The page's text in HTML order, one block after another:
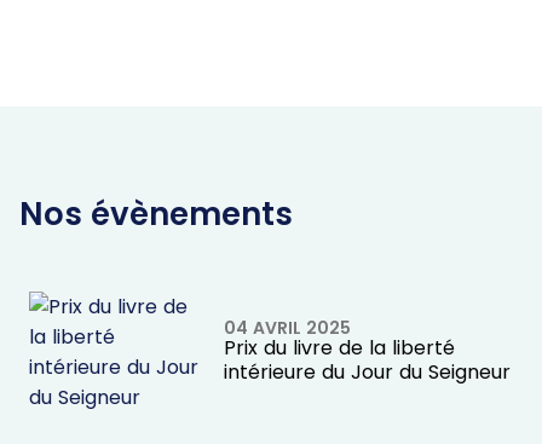
Nos évènements
04 AVRIL 2025
Prix du livre de la liberté
intérieure du Jour du Seigneur